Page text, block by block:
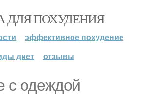
ДЛЯ ПОХУДЕНИЯ
эффективное похудение
диет
отзывы
с одеждой